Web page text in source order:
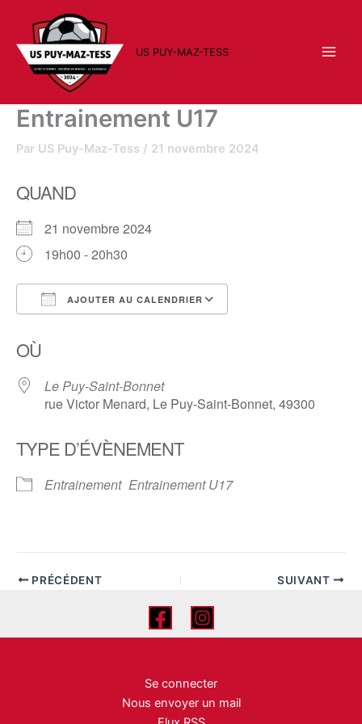
contenu
US PUY-MAZ-TESS
Entrainement U17
Par US Puy-Maz-Tess / 21 novembre 2024
QUAND
21 novembre 2024
19h00 - 20h30
AJOUTER AU CALENDRIER
OÙ
Le Puy-Saint-Bonnet
rue Victor Menard, Le Puy-Saint-Bonnet, 49300
TYPE D’ÉVÈNEMENT
Entrainement Entrainement U17
PRÉCÉDENT SUIVANT
Se connecter
Nous envoyer un mail